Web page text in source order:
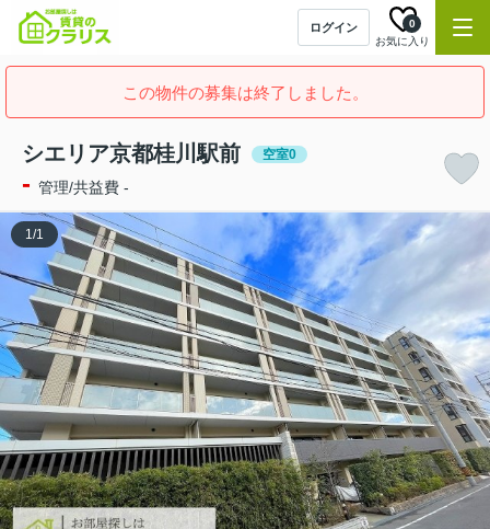
ログイン
お気に入り
0
この物件の募集は終了しました。
シエリア京都桂川駅前 空室0
- 管理/共益費 -
1/1